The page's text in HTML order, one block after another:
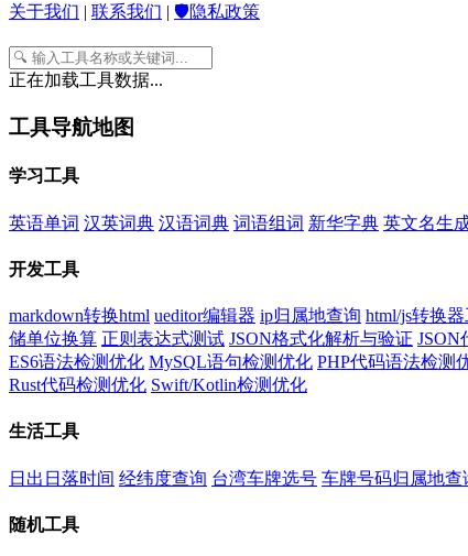
关于我们 | 联系我们 | 🛡️隐私政策
正在加载工具数据...
工具导航地图
学习工具
英语单词 汉英词典 汉语词典 词语组词 新华字典 英文名生
开发工具
markdown转换html ueditor编辑器 ip归属地查询 html/js转换
储单位换算 正则表达式测试 JSON格式化解析与验证 JSON
ES6语法检测优化 MySQL语句检测优化 PHP代码语法检测
Rust代码检测优化 Swift/Kotlin检测优化
生活工具
日出日落时间 经纬度查询 台湾车牌选号 车牌号码归属地查
随机工具